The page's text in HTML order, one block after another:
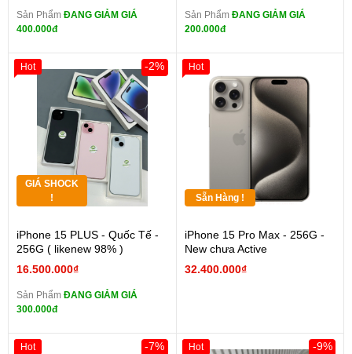
Sản Phẩm ĐANG GIẢM GIÁ
400.000đ
Sản Phẩm ĐANG GIẢM GIÁ
200.000đ
GIÁ SHOCK
!
iPhone 15 PLUS - Quốc Tế -
256G ( likenew 98% )
16.500.000₫
-2%
Sản Phẩm ĐANG GIẢM GIÁ
300.000đ
Hot
Sẵn Hàng !
iPhone 15 Pro Max - 256G -
New chưa Active
32.400.000₫
Hot
-7%
Hot -9%
Hot